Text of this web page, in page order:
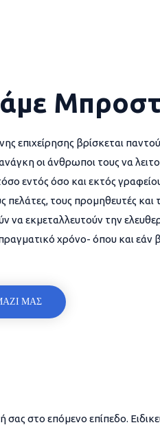
επιχείρησης βρίσκεται
οι άνθρωποι τους να
εντός όσο και εκτός
πελάτες, τους προμηθευτές και
να εκμεταλλευτούν την
χρόνο- όπου και εάν
ΜΑΣ
στο επόμενο επίπεδο.